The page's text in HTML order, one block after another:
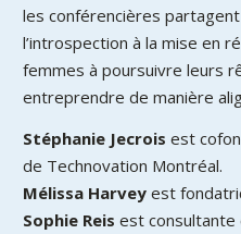
les conférencières
l’introspection à la mise en
femmes à poursuivre leurs
entreprendre de manière
Stéphanie Jecrois est
de Technovation Montréal.
Mélissa Harvey est
Sophie Reis est consultante